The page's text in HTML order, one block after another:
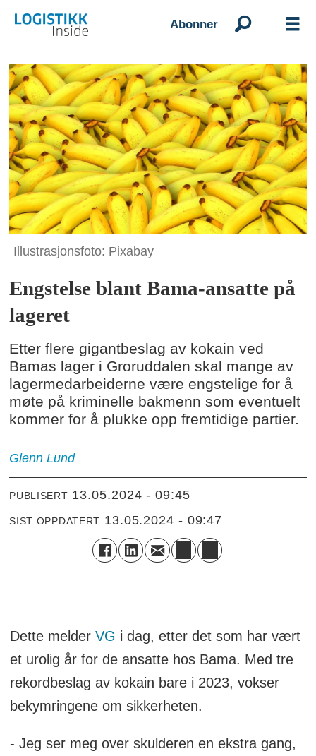
Abonner
Illustrasjonsfoto: Pixabay
Engstelse blant Bama-ansatte på
lageret
Etter flere gigantbeslag av kokain ved
Bamas lager i Groruddalen skal mange av
lagermedarbeiderne være engstelige for å
møte på kriminelle bakmenn som eventuelt
kommer for å plukke opp fremtidige partier.
Glenn Lund
PUBLISERT 13.05.2024 - 09:45
SIST OPPDATERT 13.05.2024 - 09:47
Dette melder VG i dag, etter det som har vært
et urolig år for de ansatte hos Bama. Med tre
rekordbeslag av kokain bare i 2023, vokser
bekymringene om sikkerheten.
- Jeg ser meg over skulderen en ekstra gang,